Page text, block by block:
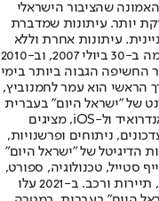
שהציבור הישראלי
יותר. עיתונות שמדברת
עיתונות אחרת וללא
תשלום. המהדורה המודפסת הראשונה פורסמה ב-30 ביולי 2007, וב-2010
החשיפה הגבוה ביותר בימי
הראשי הוא עמר לחמנוביץ,
של "ישראל היום" בעברית
ובאנגלית, כמו כן היישומונים (אפליקציות) לאנדרואיד ול-iOS, מציגים
ניתוחים ופרשנויות,
הדיגיטל של "ישראל היום"
סטייל, טכנולוגיה, ספורט,
כלכלה וצרכנות, בריאות, חיילים, אוכל, יהדות, תיירות ורכב. ב-2021 עלו